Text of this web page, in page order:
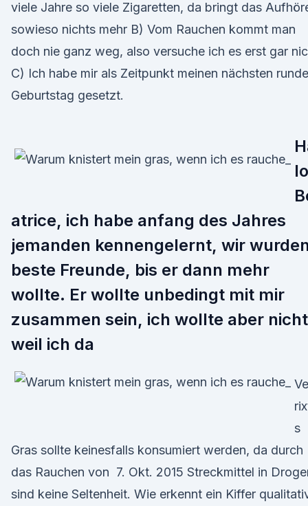
viele Jahre so viele Zigaretten, da bringt das
sowieso nichts mehr B) Vom Rauchen kommt man
doch nie ganz weg, also versuche ich es erst gar
C) Ich habe mir als Zeitpunkt meinen nächsten
Geburtstag gesetzt.
lo
atrice, ich habe anfang des Jahres
jemanden kennengelernt, wir wurden
beste Freunde, bis er dann mehr
wollte. Er wollte unbedingt mit mir
zusammen sein, ich wollte aber
weil ich da
s
Gras sollte keinesfalls konsumiert werden, da durch
das Rauchen von 7. Okt. 2015 Streckmittel in
sind keine Seltenheit. Wie erkennt ein Kiffer